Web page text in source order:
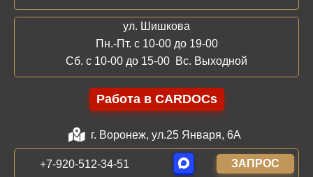
ул. Шишкова
Пн.-Пт. с 10-00 до 19-00
Сб. с 10-00 до 15-00 Вс. Выходной
Работа в CARDOCs
г. Воронеж, ул.25 Января, 6А
+7-920-512-34-51 ЗАПРОС